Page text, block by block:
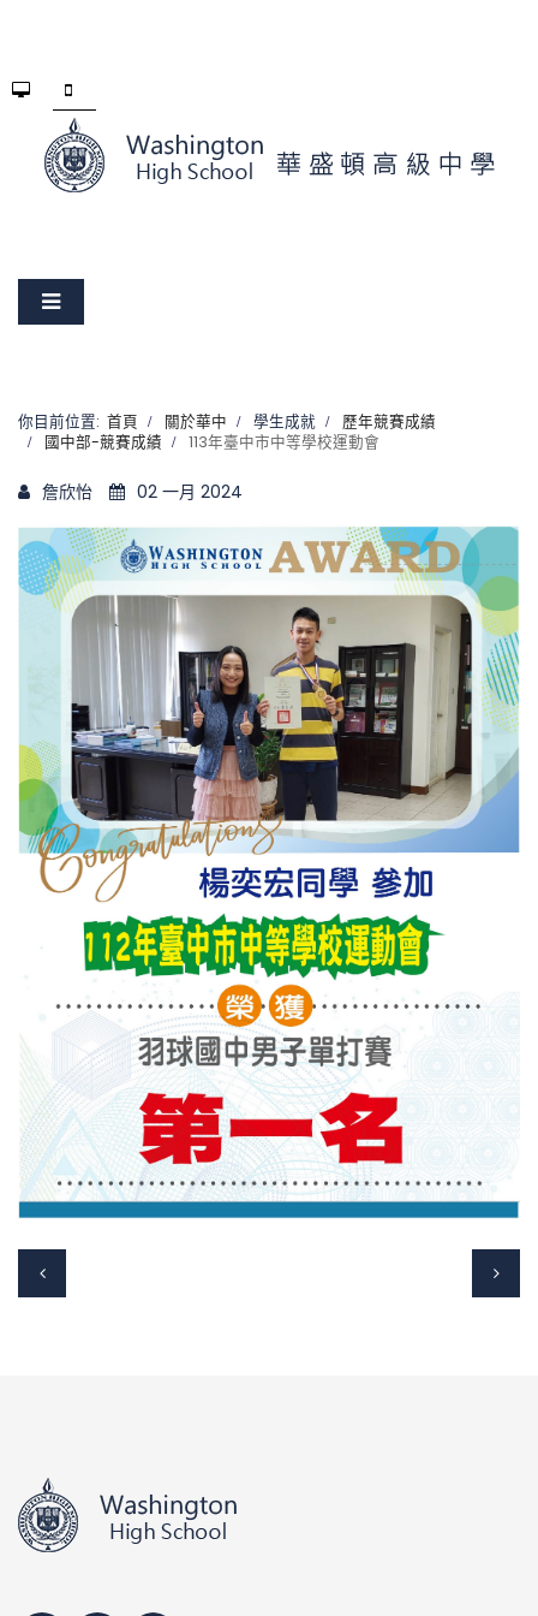
你目前位置: 首頁 關於華中 學生成就
歷年競賽成績
國中部-競賽成績
113年臺中市中等學校運動會
詹欣怡 02 一月 2024